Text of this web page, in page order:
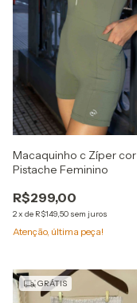
Macaquinho c Zíper cor
Pistache Feminino
R$299,00
2x de R$149,50 sem juros
Atenção, última peça!
GRÁTIS